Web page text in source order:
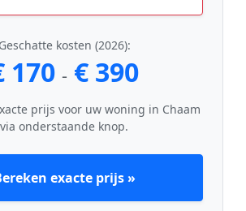
Geschatte kosten (2026):
170 - € 390
prijs voor uw woning in Chaam
via onderstaande knop.
exacte prijs »